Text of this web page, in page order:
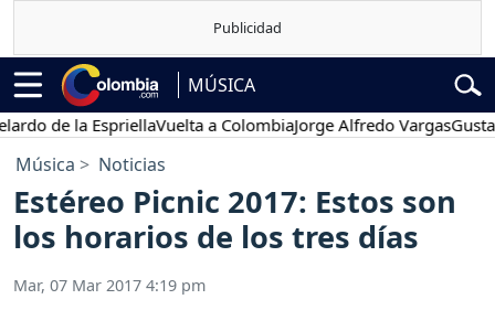
MÚSICA
de la EspriellaVuelta a ColombiaJorge Alfredo VargasGustavo
Música Noticias
Estéreo Picnic 2017: Estos son
los horarios de los tres días
Mar, 07 Mar 2017 4:19 pm